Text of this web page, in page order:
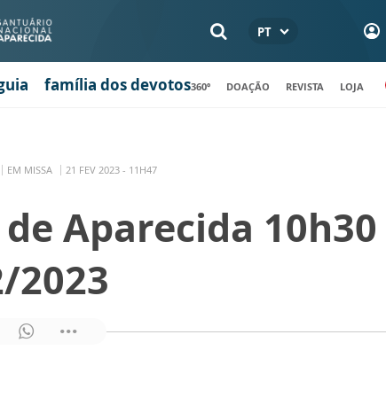
PT
família dos devotos360º DOAÇÃO REVISTA LOJA
EM MISSA 21 FEV 2023 - 11H47
Aparecida 10h30
2023